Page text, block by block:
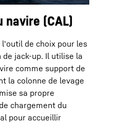
navire (CAL)
l'outil de choix pour les
jack-up. Il utilise la
comme support de
la colonne de levage
sa propre
chargement du
pour accueillir